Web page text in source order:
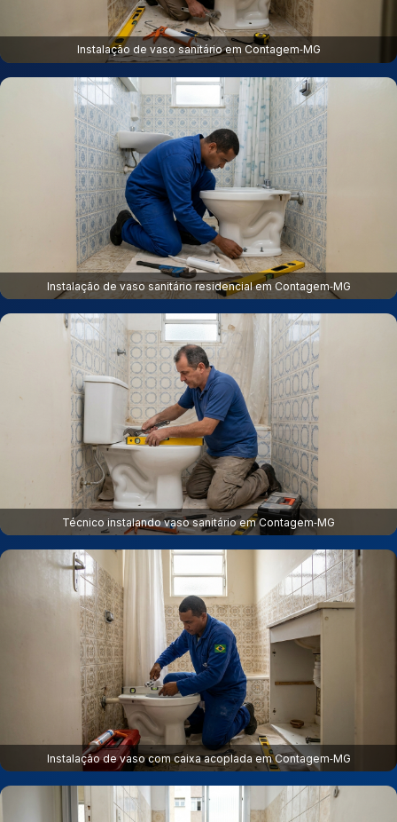
Instalação de vaso sanitário em Contagem‑MG
Instalação de vaso sanitário residencial em Contagem‑MG
Técnico instalando vaso sanitário em Contagem‑MG
Instalação de vaso com caixa acoplada em Contagem‑MG